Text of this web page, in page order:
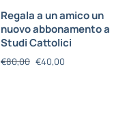
Regala a un amico un
nuovo abbonamento a
Studi Cattolici
€80,00 €40,00